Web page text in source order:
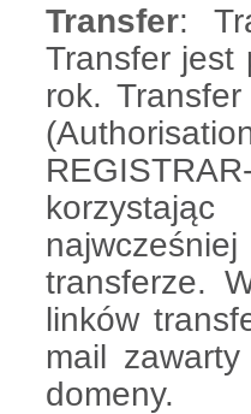
Transfer:
Transfer jest
rok.
transferze.
linków
mail
domeny.